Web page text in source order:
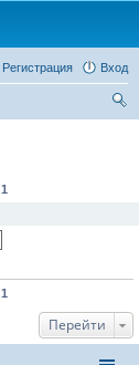
Вход
Регистрация
1
1
Перейти